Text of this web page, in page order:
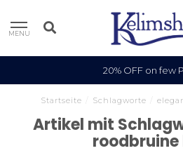
MENU
20% OFF on few
Startseite Schlagworte
Artikel mit
roodbruine